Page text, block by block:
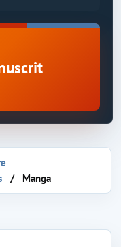
Manga